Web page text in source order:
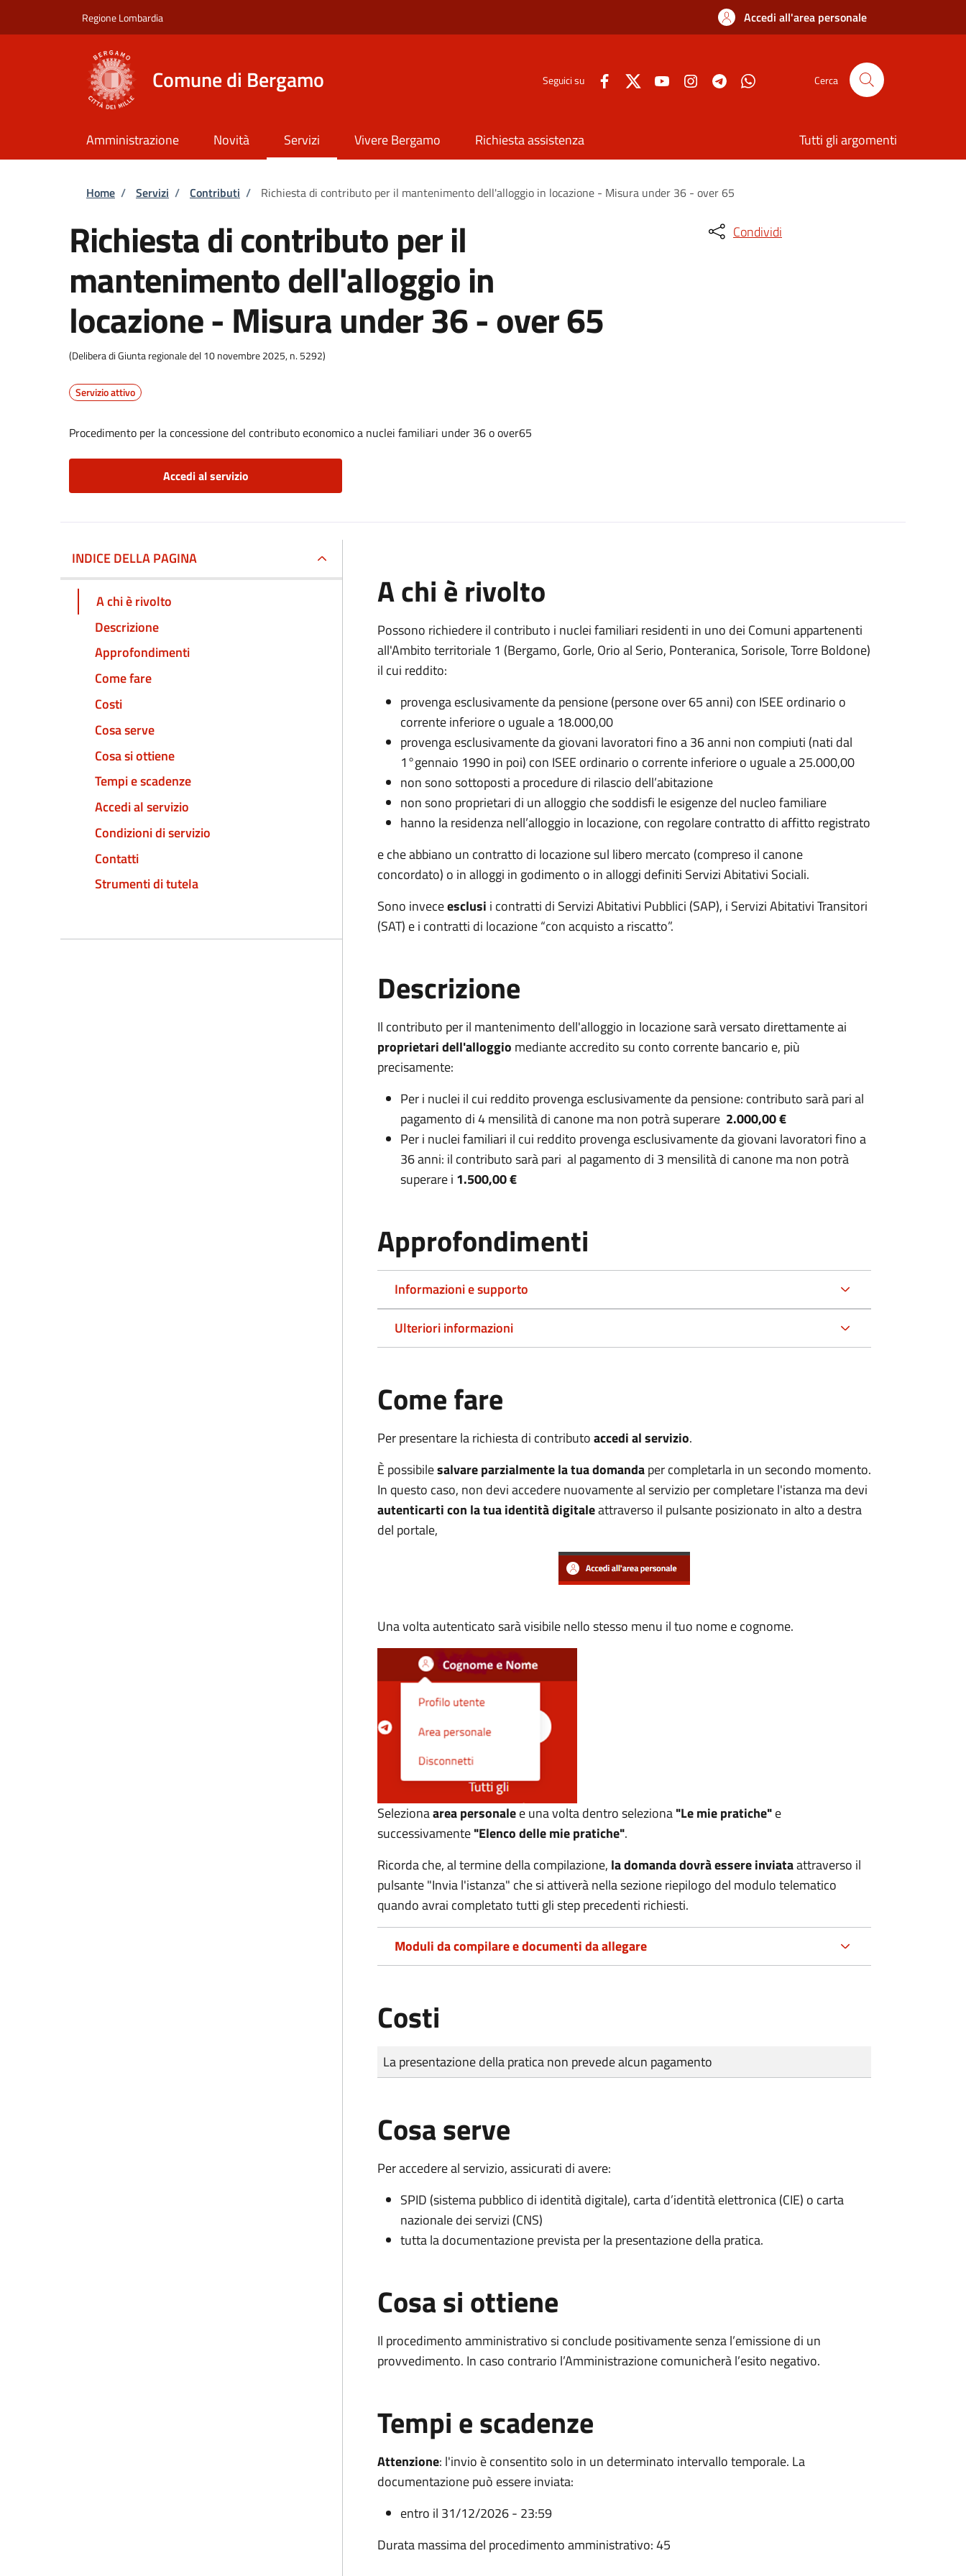
Regione Lombardia Accedi all'area personale
Comune di Bergamo Seguici su Cerca
Amministrazione Novità Servizi Vivere Bergamo Richiesta assistenza Tutti gli argomenti
Briciole di pane
Home / Servizi / Contributi / Richiesta di contributo per il mantenimento dell'alloggio in locazione - Misura under 36 - over 65
Richiesta di contributo per il
mantenimento dell'alloggio in
locazione - Misura under 36 - over 65
(Delibera di Giunta regionale del 10 novembre 2025, n. 5292)
Servizio attivo
Procedimento per la concessione del contributo economico a nuclei familiari under 36 o over65
Accedi al servizio
Condividi
INDICE DELLA PAGINA
A chi è rivolto
Descrizione
Approfondimenti
Come fare
Costi
Cosa serve
Cosa si ottiene
Tempi e scadenze
Accedi al servizio
Condizioni di servizio
Contatti
Strumenti di tutela
A chi è rivolto
Possono richiedere il contributo i nuclei familiari residenti in uno dei Comuni appartenenti
all'Ambito territoriale 1 (Bergamo, Gorle, Orio al Serio, Ponteranica, Sorisole, Torre Boldone)
il cui reddito:
provenga esclusivamente da pensione (persone over 65 anni) con ISEE ordinario o
corrente inferiore o uguale a 18.000,00
provenga esclusivamente da giovani lavoratori fino a 36 anni non compiuti (nati dal
1°gennaio 1990 in poi) con ISEE ordinario o corrente inferiore o uguale a 25.000,00
non sono sottoposti a procedure di rilascio dell’abitazione
non sono proprietari di un alloggio che soddisfi le esigenze del nucleo familiare
hanno la residenza nell’alloggio in locazione, con regolare contratto di affitto registrato
e che abbiano un contratto di locazione sul libero mercato (compreso il canone
concordato) o in alloggi in godimento o in alloggi definiti Servizi Abitativi Sociali.
Sono inveceesclusi i contratti di Servizi Abitativi Pubblici (SAP), i Servizi Abitativi Transitori
(SAT) e i contratti di locazione “con acquisto a riscatto”.
Descrizione
Il contributo per il mantenimento dell'alloggio in locazione sarà versato direttamente ai
proprietari dell'alloggio mediante accredito su conto corrente bancario e, più
precisamente:
Per i nuclei il cui reddito provenga esclusivamente da pensione: contributo sarà pari al
pagamento di 4 mensilità di canone ma non potrà superare 2.000,00 €
Per i nuclei familiari il cui reddito provenga esclusivamente da giovani lavoratori fino a
36 anni: il contributo sarà pari al pagamento di 3 mensilità di canone ma non potrà
superare i 1.500,00 €
Approfondimenti
Informazioni e supporto
Ulteriori informazioni
Come fare
Per presentare la richiesta di contributoaccedi al servizio.
È possibilesalvare parzialmente la tua domandaper completarla in un secondo momento.
In questo caso, non devi accedere nuovamente al servizio per completare l'istanza ma devi
autenticarti con la tua identità digitaleattraverso il pulsante posizionato in alto a destra
del portale,
Una volta autenticato sarà visibile nello stesso menu il tuo nome e cognome.
Selezionaarea personalee una volta dentro seleziona"Le mie pratiche"e
successivamente"Elenco delle mie pratiche".
Ricorda che, al termine della compilazione, la domanda dovrà essere inviataattraverso il
pulsante "Invia l'istanza" che si attiverà nella sezione riepilogo del modulo telematico
quando avrai completato tutti gli step precedenti richiesti.
Moduli da compilare e documenti da allegare
Costi
Tipo di pagamento
Importo
La presentazione della pratica non prevede alcun pagamento
Cosa serve
Per accedere al servizio, assicurati di avere:
SPID (sistema pubblico di identità digitale), carta d’identità elettronica (CIE) o carta
nazionale dei servizi (CNS)
tutta la documentazione prevista per la presentazione della pratica.
Cosa si ottiene
Il procedimento amministrativo si conclude positivamente senza l’emissione di un
provvedimento. In caso contrario l’Amministrazione comunicherà l’esito negativo.
Tempi e scadenze
Attenzione: l'invio è consentito solo in un determinato intervallo temporale. La
documentazione può essere inviata:
entro il 31/12/2026 - 23:59
Durata massima del procedimento amministrativo: 45